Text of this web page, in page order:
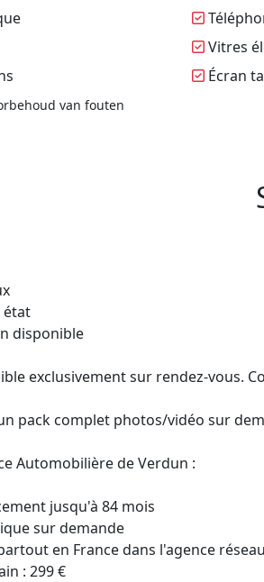
Vitres
Écran
van fouten
état
disponible
exclusivement sur rendez-vous.
pack complet photos/vidéo sur
Automobilière de Verdun :
jusqu'à 84 mois
sur demande
en France dans l'agence
: 299 €